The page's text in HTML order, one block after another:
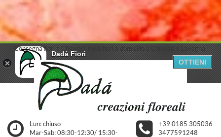
Dadà Fiori
Dada' Federico
GRATUITA - Scarica da Google Play
OTTIENI
Consegna fiori a Chiavari, invio fiori a domicilio a Chiavari e Lavagna.
Lun: chiuso
Mar-Sab: 08:30-12:30/ 15:30-
+39 0185 305036
3477591248